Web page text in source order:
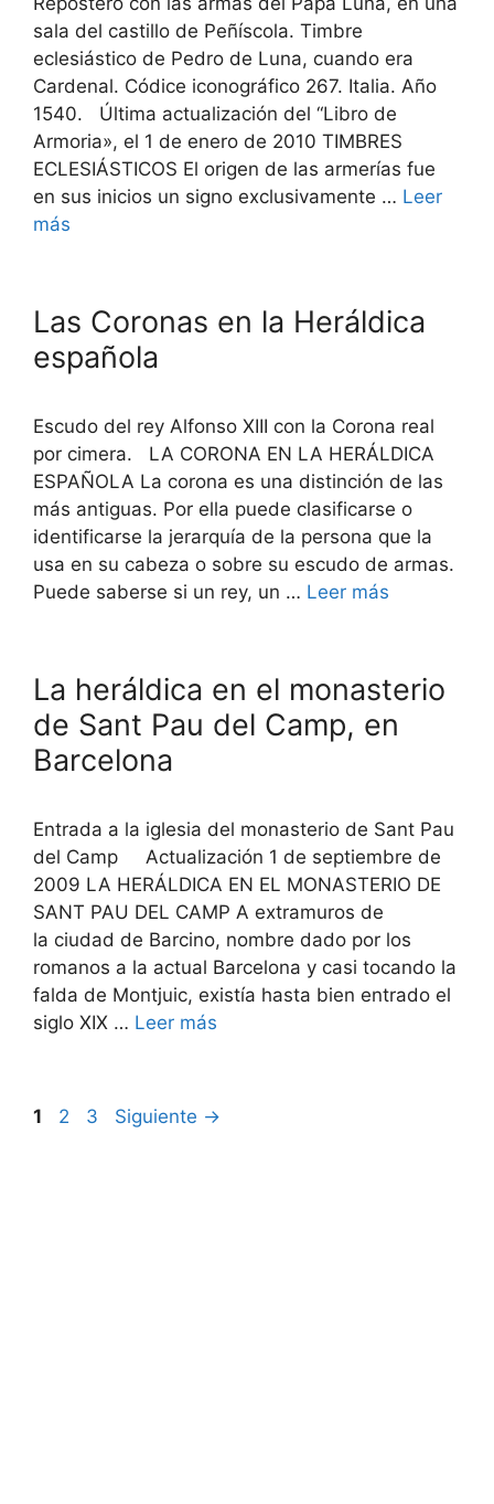
sala del castillo de Peñíscola. Timbre
eclesiástico de Pedro de Luna, cuando era
Cardenal. Códice iconográfico 267. Italia. Año
1540. Última actualización del “Libro de
Armoria», el 1 de enero de 2010 TIMBRES
ECLESIÁSTICOS El origen de las armerías fue
en sus inicios un signo exclusivamente … Leer
más
Las Coronas en la Heráldica
española
Escudo del rey Alfonso XIII con la Corona real
por cimera. LA CORONA EN LA HERÁLDICA
ESPAÑOLA La corona es una distinción de las
más antiguas. Por ella puede clasificarse o
identificarse la jerarquía de la persona que la
usa en su cabeza o sobre su escudo de armas.
Puede saberse si un rey, un … Leer más
La heráldica en el monasterio
de Sant Pau del Camp, en
Barcelona
Entrada a la iglesia del monasterio de Sant Pau
del Camp Actualización 1 de septiembre de
2009 LA HERÁLDICA EN EL MONASTERIO DE
SANT PAU DEL CAMP A extramuros de
la ciudad de Barcino, nombre dado por los
romanos a la actual Barcelona y casi tocando la
falda de Montjuic, existía hasta bien entrado el
siglo XIX … Leer más
Página
1 Página
2 Página
3 Siguiente →